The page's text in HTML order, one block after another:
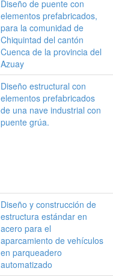
Diseño de puente con
elementos prefabricados,
para la comunidad de
Chiquintad del cantón
Cuenca de la provincia del
Azuay
Diseño estructural con
elementos prefabricados
de una nave industrial con
puente grúa.
Diseño y construcción de
estructura estándar en
acero para el
aparcamiento de vehículos
en parqueadero
automatizado